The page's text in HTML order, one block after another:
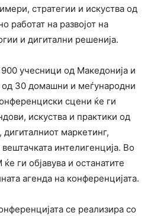
стратегии и искуства од
работат на развојот на
и дигитални решенија.
учесници од Македонија и
од 30 домашни и меѓународни
сцени ќе ги
искуства и практики од
дигиталниот маркетинг,
интелигенција. Во
ги објавува и останатите
агенда на конференцијата.
се реализира со